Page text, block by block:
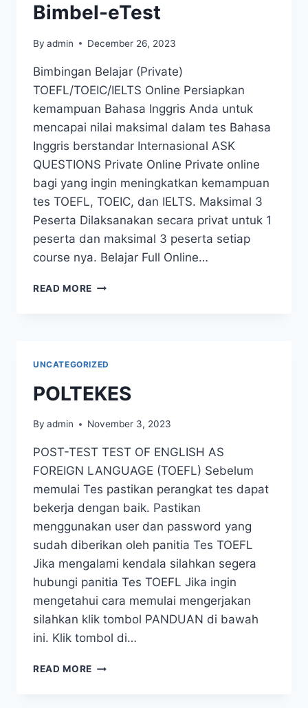
Bimbel-eTest
By admin December 26, 2023
Bimbingan Belajar (Private)
TOEFL/TOEIC/IELTS Online Persiapkan
kemampuan Bahasa Inggris Anda untuk
mencapai nilai maksimal dalam tes Bahasa
Inggris berstandar Internasional ASK
QUESTIONS Private Online Private online
bagi yang ingin meningkatkan kemampuan
tes TOEFL, TOEIC, dan IELTS. Maksimal 3
Peserta Dilaksanakan secara privat untuk 1
peserta dan maksimal 3 peserta setiap
course nya. Belajar Full Online…
READ MORE
UNCATEGORIZED
POLTEKES
By admin November 3, 2023
POST-TEST TEST OF ENGLISH AS
FOREIGN LANGUAGE (TOEFL) Sebelum
memulai Tes pastikan perangkat tes dapat
bekerja dengan baik. Pastikan
menggunakan user dan password yang
sudah diberikan oleh panitia Tes TOEFL
Jika mengalami kendala silahkan segera
hubungi panitia Tes TOEFL Jika ingin
mengetahui cara memulai mengerjakan
silahkan klik tombol PANDUAN di bawah
ini. Klik tombol di…
READ MORE